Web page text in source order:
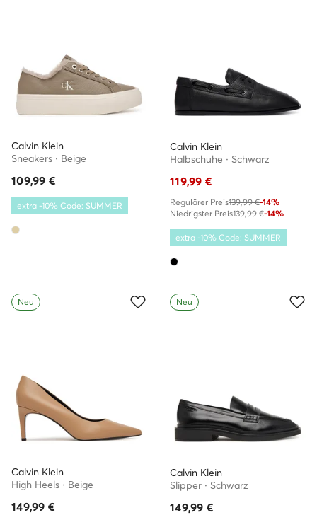
Calvin Klein
Sneakers · Beige
109,99 €
extra -10% Code: SUMMER
Calvin Klein
Halbschuhe · Schwarz
119,99 €
Regulärer Preis139,99 €-14%
Niedrigster Preis139,99 €-14%
extra -10% Code: SUMMER
Neu
Calvin Klein
High Heels · Beige
149,99 €
Neu
Calvin Klein
Slipper · Schwarz
149,99 €